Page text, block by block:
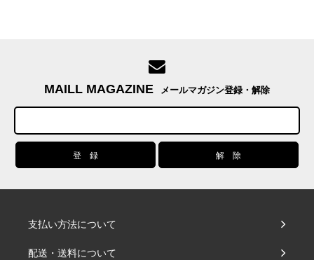
MAILL MAGAZINE メールマガジン登録・解除
支払い方法について
配送・送料について